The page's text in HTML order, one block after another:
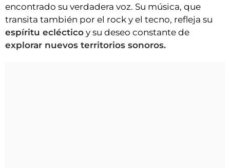
encontrado su verdadera voz. Su música, que
transita también por el rock y el tecno, refleja su
espíritu ecléctico y su deseo constante de
explorar nuevos territorios sonoros.